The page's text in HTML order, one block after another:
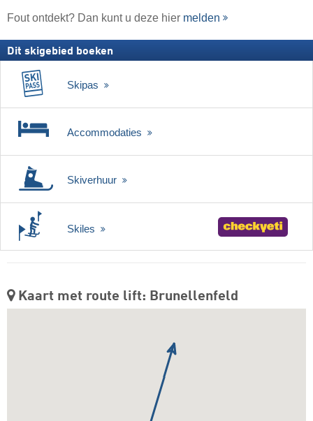
Fout ontdekt? Dan kunt u deze hier melden
Dit skigebied boeken
Skipas
Accommodaties
Skiverhuur
Skiles
Kaart met route lift: Brunellenfeld